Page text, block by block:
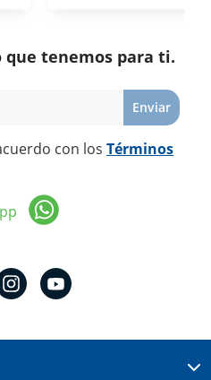
tenemos para ti.
Enviar
con los Términos